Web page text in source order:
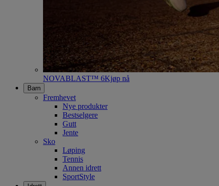
NOVABLAST™ 6Kjøp nå
Barn
Fremhevet
Nye produkter
Bestselgere
Gutt
Jente
Sko
Løping
Tennis
Annen idrett
SportStyle